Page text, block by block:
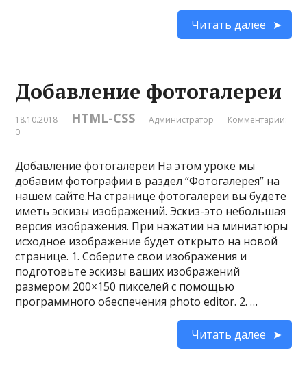
Читать далее
Добавление фотогалереи
18.10.2018 HTML-CSS Администратор
Комментарии:
0
Добавление фотогалереи На этом уроке мы
добавим фотографии в раздел “Фотогалерея” на
нашем сайте.На странице фотогалереи вы будете
иметь эскизы изображений. Эскиз-это небольшая
версия изображения. При нажатии на миниатюры
исходное изображение будет открыто на новой
странице. 1. Соберите свои изображения и
подготовьте эскизы ваших изображений
размером 200×150 пикселей с помощью
программного обеспечения photo editor. 2. …
Читать далее